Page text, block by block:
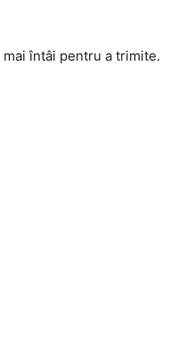
mai întâi pentru a trimite.